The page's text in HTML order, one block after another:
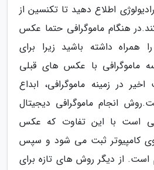
اطلاع دهید تا تکنسین از
هنگام ماموگرافی حتما عکس
همراه داشته باشید زیرا برای
ماموگرافی با عکس های قبلی
در زمینه ماموگرافی، ابداع
انجام ماموگرافی دیجیتال
است با این تفاوت که عکس
کامپیوتر ثبت می شود و سپس
است. از دیگر روش های تازه برای